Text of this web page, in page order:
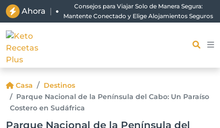
Ahora |
Consejos para Viajar Solo de Manera Segura:
Mantente Conectado y Elige Alojamientos Seguros
Casa
Destinos
Parque Nacional de la Península del Cabo: Un Paraíso
Costero en Sudáfrica
Parque Nacional de la Península del